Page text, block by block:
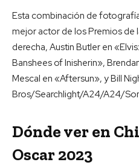
Esta combinación de
mejor actor de los Premios de
derecha, Austin Butler en
Banshees of Inisherin»,
Mescal en «Aftersun», y Bill
Bros/Searchlight/A24/A24/
Dónde ver en
Oscar 2023